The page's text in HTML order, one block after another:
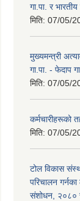
गा.पा. र
मिति: 07/05/
मुख्यमन्त्री
गा.पा. - फेदाप
मिति: 07/05/
कर्मचारीहरूको
मिति: 07/05/
टोल विकास
परिचालन
संशोधन, २०८०